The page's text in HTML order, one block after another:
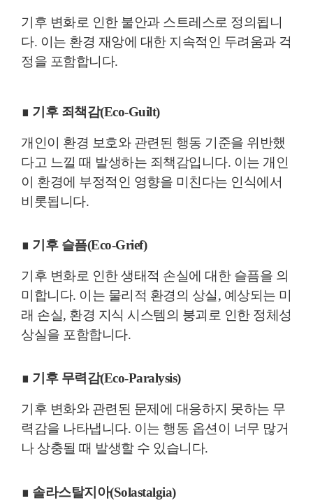
기후 변화로 인한 불안과 스트레스로 정의됩니
다. 이는 환경 재앙에 대한 지속적인 두려움과 걱
정을 포함합니다.
∎ 기후 죄책감(Eco-Guilt)
개인이 환경 보호와 관련된 행동 기준을 위반했
다고 느낄 때 발생하는 죄책감입니다. 이는 개인
이 환경에 부정적인 영향을 미친다는 인식에서
비롯됩니다.
∎ 기후 슬픔(Eco-Grief)
기후 변화로 인한 생태적 손실에 대한 슬픔을 의
미합니다. 이는 물리적 환경의 상실, 예상되는 미
래 손실, 환경 지식 시스템의 붕괴로 인한 정체성
상실을 포함합니다.
∎ 기후 무력감(Eco-Paralysis)
기후 변화와 관련된 문제에 대응하지 못하는 무
력감을 나타냅니다. 이는 행동 옵션이 너무 많거
나 상충될 때 발생할 수 있습니다.
∎ 솔라스탈지아(Solastalgia)